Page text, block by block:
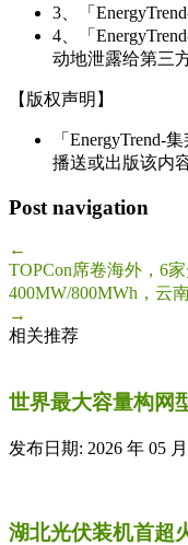
3、「
4、「
动地泄露给第三方
【版权声明】
「
播送或出版该内
Post navigation
←
TOPCon席卷海外，6
400MW/800MWh，云
→
相关推荐
世界最大容量构网
发布日期: 2026 年 05
湖北光伏装机首超